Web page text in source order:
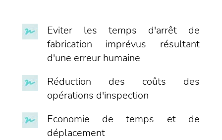
Eviter les temps d'arrêt de
fabrication imprévus résultant
d'une erreur humaine
Réduction des coûts des
opérations d'inspection
Economie de temps et de
déplacement